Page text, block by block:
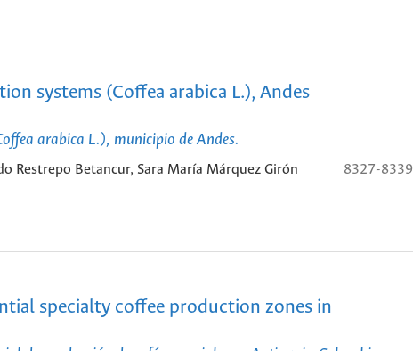
systems (Coffea arabica L.), Andes
arabica L.), municipio de Andes.
Restrepo Betancur, Sara María Márquez Girón 8327-8339
specialty coffee production zones in